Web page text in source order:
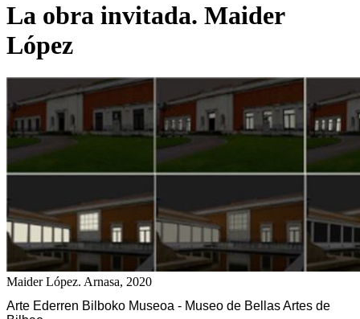
La obra invitada. Maider
López
Maider López. Arnasa, 2020
Arte Ederren Bilboko Museoa - Museo de Bellas Artes de